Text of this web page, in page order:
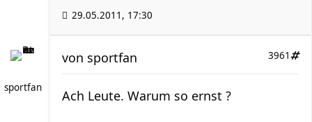
29.05.2011, 17:30
sportfan
3961
von sportfan
Ach Leute. Warum so ernst ?